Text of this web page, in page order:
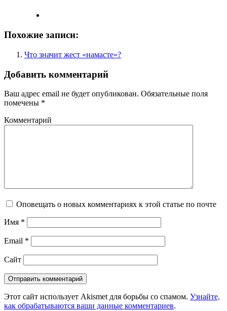
Похожие записи:
Что значит жест «намасте»?
Добавить комментарий
Ваш адрес email не будет опубликован. Обязательные поля
помечены *
Комментарий
Оповещать о новых комментариях к этой статье по почте
Имя *
Email *
Сайт
Этот сайт использует Akismet для борьбы со спамом. Узнайте,
как обрабатываются ваши данные комментариев.